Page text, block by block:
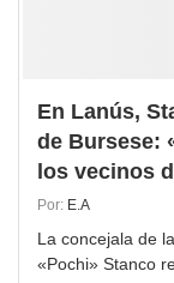
En Lanús,
de Bursese:
los vecinos
Por: E.A
La concejala de
«Pochi» Stanco